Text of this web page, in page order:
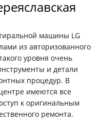
машины LG
из авторизованного
уровня очень
и детали
процедур. В
имеются все
к оригинальным
ремонта.